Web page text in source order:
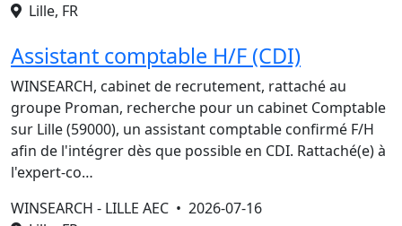
Lille, FR
Assistant comptable H/F (CDI)
WINSEARCH, cabinet de recrutement, rattaché au
groupe Proman, recherche pour un cabinet Comptable
sur Lille (59000), un assistant comptable confirmé F/H
afin de l'intégrer dès que possible en CDI. Rattaché(e) à
l'expert-co…
WINSEARCH - LILLE AEC • 2026-07-16